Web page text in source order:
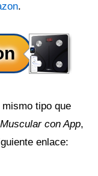
.
tipo que
con App,
enlace: